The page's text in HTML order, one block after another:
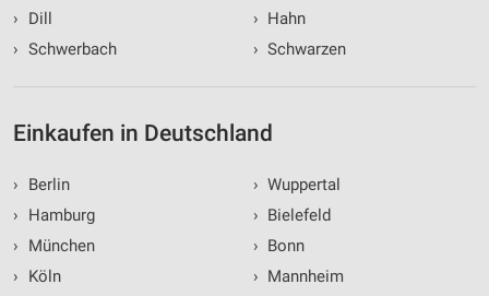
›
Dill
› Schwerbach
› Hahn
› Schwarzen
Einkaufen in Deutschland
›
Berlin
›
Hamburg
›
München
›
Köln
› Wuppertal
› Bielefeld
› Bonn
› Mannheim
Notwendig
Performance